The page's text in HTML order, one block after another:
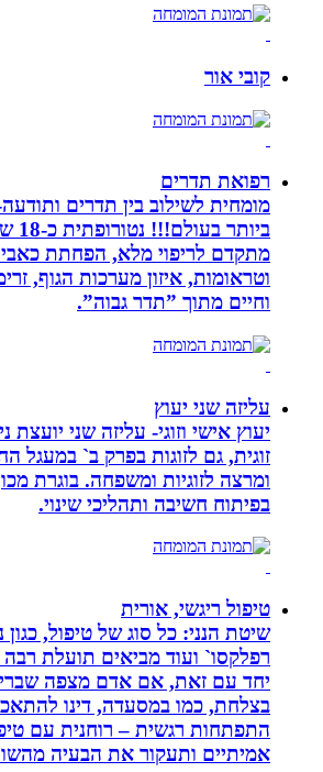
קובי אור
רפואת תדרים
מומחית לשילוב בין תדרים ותודעה- כלי
ביותר בעולם!!!
מתקדם לריפוי מלא, הפחתת כאבים,
וטראומות, איזון מערכות הגוף, זרימה
וחיים מתוך ”תדר גבוה”.
עליזה שני יעוץ
יעוץ אישי וזוגי- עליזה שני יועצת
זוגית, גם לזוגות בפרק ב` במעגל
ומרצה לזוגיות ומשפחה. בוגרת מכון
בפיתוח חשיבה ותהליכי שינוי.
טיפול ריגשי, אורית
שיטת הנני: כל סוג של טיפול, כגון
רפלקסו` ועוד מביאים תועלת רבה
יחד עם זאת, אם אדם מצפה שבריאות
בצלחת, כמו במסעדה, דינו להתאכזב.
התפתחות רגשית – רוחנית עם טיפול
אמיתיים ותעקור את הבעיה מהשורש.